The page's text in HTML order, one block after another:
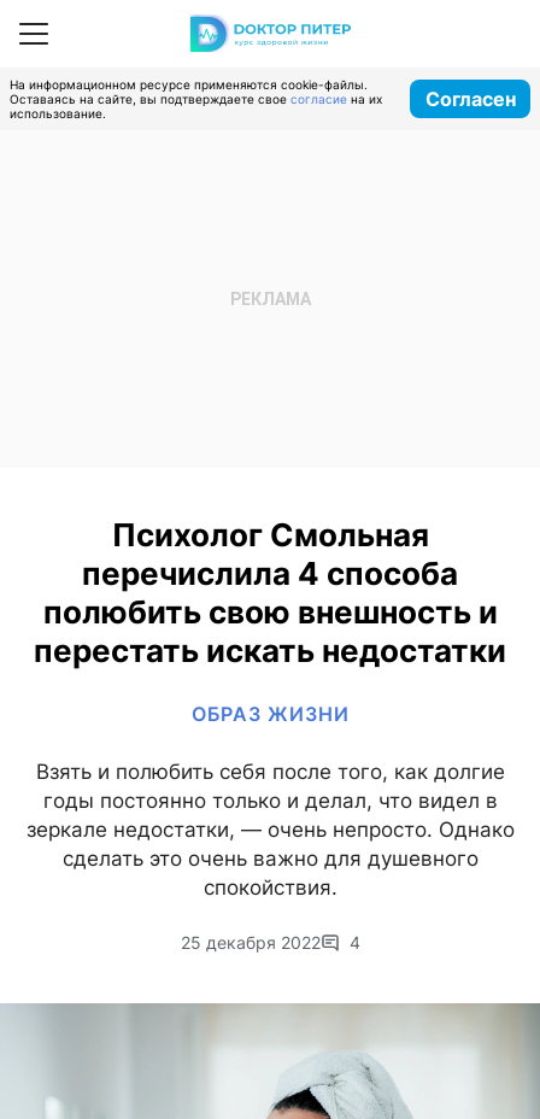
На информационном ресурсе применяются cookie-файлы.
Оставаясь на сайте, вы подтверждаете свое согласие на их
использование.
Согласен
Психолог Смольная
перечислила 4 способа
полюбить свою внешность и
перестать искать недостатки
ОБРАЗ ЖИЗНИ
Взять и полюбить себя после того, как долгие
годы постоянно только и делал, что видел в
зеркале недостатки, — очень непросто. Однако
сделать это очень важно для душевного
спокойствия.
25 декабря 2022 4